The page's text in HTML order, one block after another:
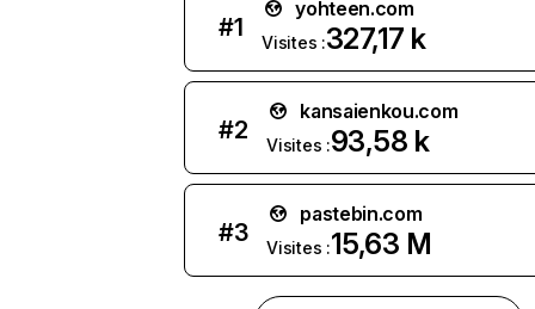
#1
yohteen.com
Visites :327,17 k
#2
kansaienkou.com
Visites :93,58 k
#3
pastebin.com
Visites :15,63 M